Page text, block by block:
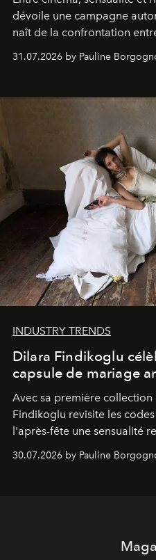
dévoile une campagne
naît de la confrontation
31.07.2026 by Pauline
INDUSTRY TRENDS
Dilara Findikoglu
capsule de mariage
Avec sa première collection
Findikoglu revisite les
l'après-fête une sensualité
30.07.2026 by Pauline